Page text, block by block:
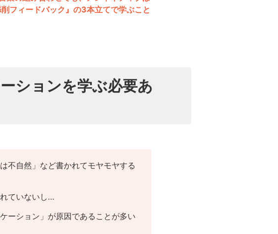
フィードバック』の3本立てで学ぶこと
ションを学ぶ必要あ
不自然」など書かれてモヤモヤする
ていないし…
ーション」が原因であることが多い